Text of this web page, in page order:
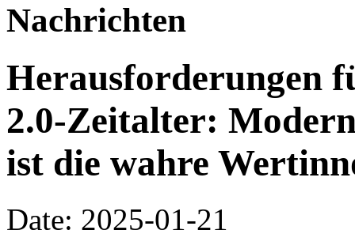
Nachrichten
Herausforderungen
2.0-Zeitalter:
ist die wahre
Date: 2025-01-21